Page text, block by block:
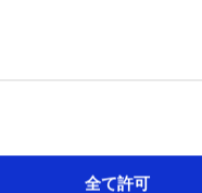
全て許可